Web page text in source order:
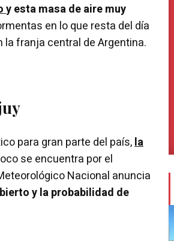
y esta masa de aire muy
en lo que resta del día
la franja central de Argentina.
para gran parte del país,la
se encuentra por el
Nacional anuncia
y la probabilidad de